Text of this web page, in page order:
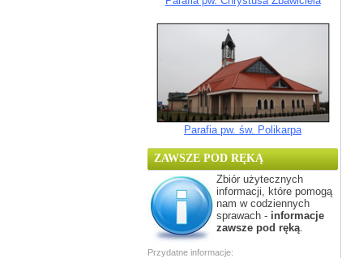
Parafia pw. św. Polikarpa
ZAWSZE POD RĘKĄ
Zbiór użytecznych
informacji, które pomogą
nam w codziennych
sprawach - informacje
zawsze pod ręką.
Przydatne informacje: